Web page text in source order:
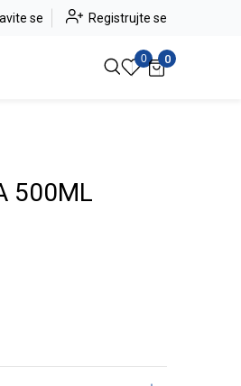
Novo u ponudi - Jadea Pogledaj više
se Registrujte se
0 0
500ML